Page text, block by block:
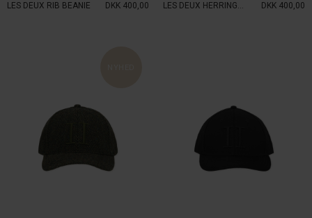
LES DEUX RIB BEANIE
DKK 400,00
LES DEUX HERRINGBONE CAP
DKK 400,00